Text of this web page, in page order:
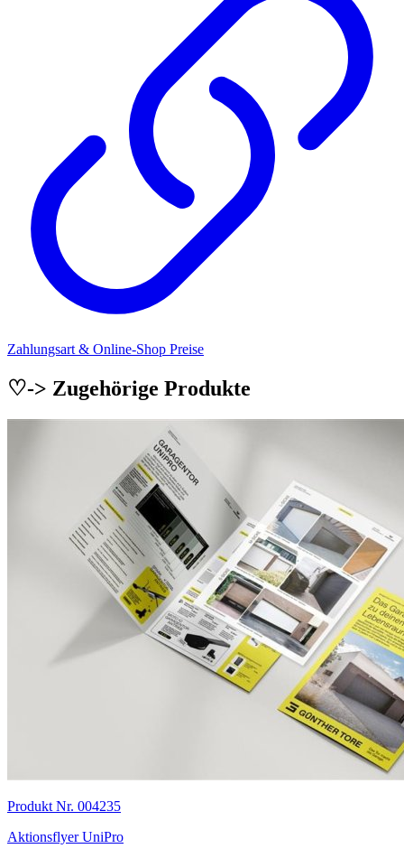
Zahlungsart & Online-Shop Preise
♡-> Zugehörige Produkte
Produkt Nr. 004235
Aktionsflyer UniPro